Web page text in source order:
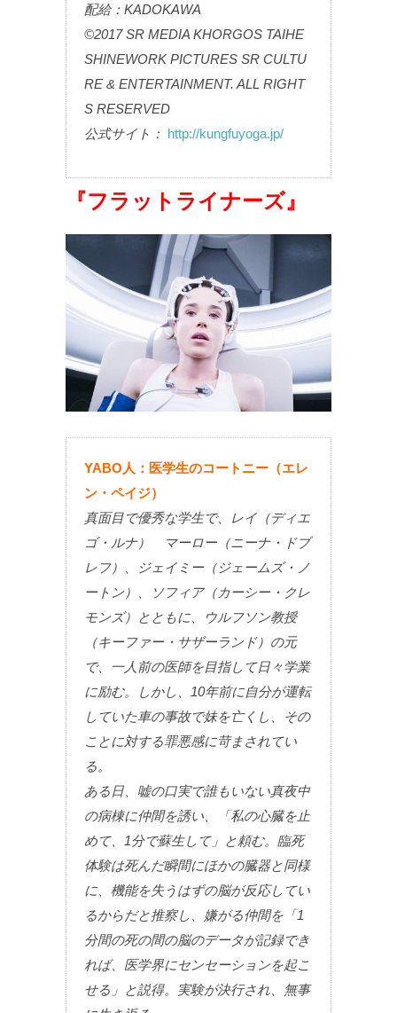
配給：KADOKAWA
©2017 SR MEDIA KHORGOS TAIHE
SHINEWORK PICTURES SR CULTU
RE & ENTERTAINMENT. ALL RIGHT
S RESERVED
公式サイト： http://kungfuyoga.jp/
『フラットライナーズ』
YABO人：医学生のコートニー（エレ
ン・ペイジ）
真面目で優秀な学生で、レイ（ディエ
ゴ・ルナ） マーロー（ニーナ・ドブ
レフ）、ジェイミー（ジェームズ・ノ
ートン）、ソフィア（カーシー・クレ
モンズ）とともに、ウルフソン教授
（キーファー・サザーランド）の元
で、一人前の医師を目指して日々学業
に励む。しかし、10年前に自分が運転
していた車の事故で妹を亡くし、その
ことに対する罪悪感に苛まされてい
る。
ある日、嘘の口実で誰もいない真夜中
の病棟に仲間を誘い、「私の心臓を止
めて、1分で蘇生して」と頼む。臨死
体験は死んだ瞬間にほかの臓器と同様
に、機能を失うはずの脳が反応してい
るからだと推察し、嫌がる仲間を「1
分間の死の間の脳のデータが記録でき
れば、医学界にセンセーションを起こ
せる」と説得。実験が決行され、無事